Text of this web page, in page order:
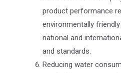
product performance
environmentally
national and
and standards.
Reducing water